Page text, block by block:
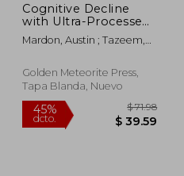
40%
dcto.
Cognitive Decline
with Ultra-Processed
Food (en Inglés)
Mardon, Austin ; Tazeem,
Golden Meteorite Press,
Tapa Blanda, Nuevo